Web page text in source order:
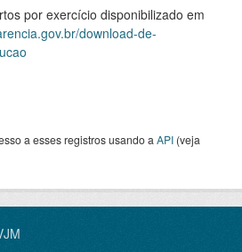
por exercício disponibilizado em
download-de-
a esses registros usando a API (veja